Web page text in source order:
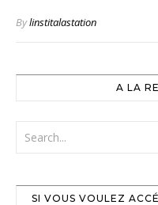
Bylinstitalastation
A LA
SI VOUS VOULEZ